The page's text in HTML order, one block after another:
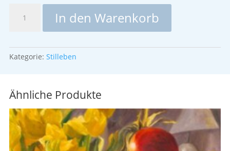
In den Warenkorb
Kategorie:Stilleben
Ähnliche Produkte